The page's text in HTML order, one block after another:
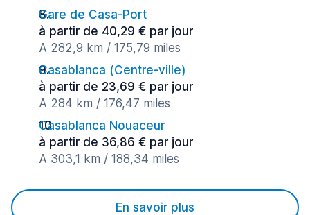
Gare de Casa-Port
à partir de 40,29 € par jour
A 282,9 km / 175,79 miles
Casablanca (Сentre-ville)
à partir de 23,69 € par jour
A 284 km / 176,47 miles
Casablanca Nouaceur
à partir de 36,86 € par jour
A 303,1 km / 188,34 miles
En savoir plus